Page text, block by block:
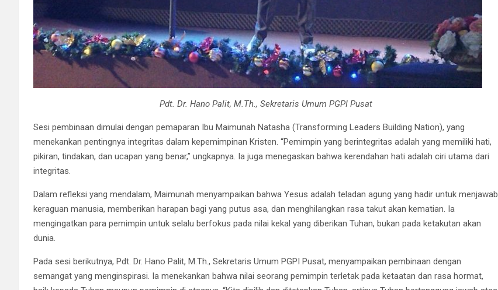
Pdt. Dr. Hano Palit, M.Th., Sekretaris Umum PGPI Pusat
Sesi pembinaan dimulai dengan pemaparan Ibu Maimunah Natasha (Transforming Leaders Building Nation), yang
menekankan pentingnya integritas dalam kepemimpinan Kristen. “Pemimpin yang berintegritas adalah yang memiliki hati,
pikiran, tindakan, dan ucapan yang benar,” ungkapnya. Ia juga menegaskan bahwa kerendahan hati adalah ciri utama dari
integritas.
Dalam refleksi yang mendalam, Maimunah menyampaikan bahwa Yesus adalah teladan agung yang hadir untuk menjawab
keraguan manusia, memberikan harapan bagi yang putus asa, dan menghilangkan rasa takut akan kematian. Ia
mengingatkan para pemimpin untuk selalu berfokus pada nilai kekal yang diberikan Tuhan, bukan pada ketakutan akan
dunia.
Pada sesi berikutnya, Pdt. Dr. Hano Palit, M.Th., Sekretaris Umum PGPI Pusat, menyampaikan pembinaan dengan
semangat yang menginspirasi. Ia menekankan bahwa nilai seorang pemimpin terletak pada ketaatan dan rasa hormat,